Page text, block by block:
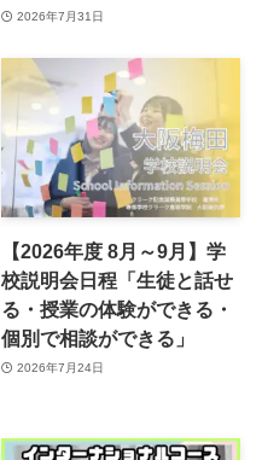
2026年7月31日
【2026年度 8月～9月】学
校説明会日程「生徒と話せ
る・授業の体験ができる・
個別で相談ができる」
2026年7月24日